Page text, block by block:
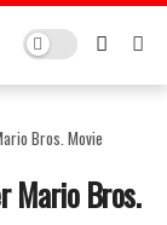
Bros. Movie
Mario Bros.